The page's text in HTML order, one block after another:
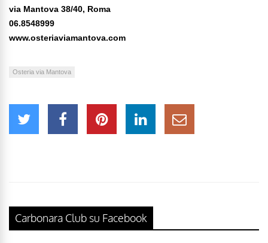
via Mantova 38/40, Roma
06.8548999
www.osteriaviamantova.com
Osteria via Mantova
Carbonara Club su Facebook